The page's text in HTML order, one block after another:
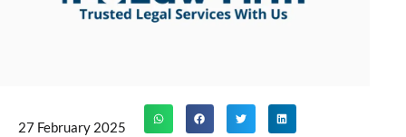
27 February 2025